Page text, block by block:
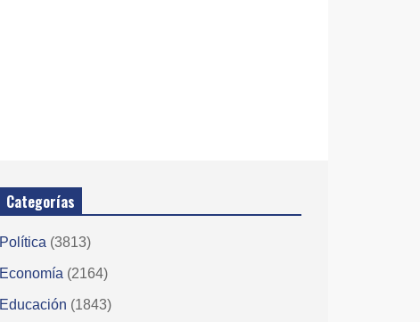
Categorías
Política (3813)
Economía (2164)
Educación (1843)